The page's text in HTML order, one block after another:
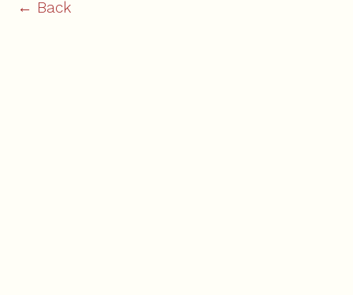
← Back